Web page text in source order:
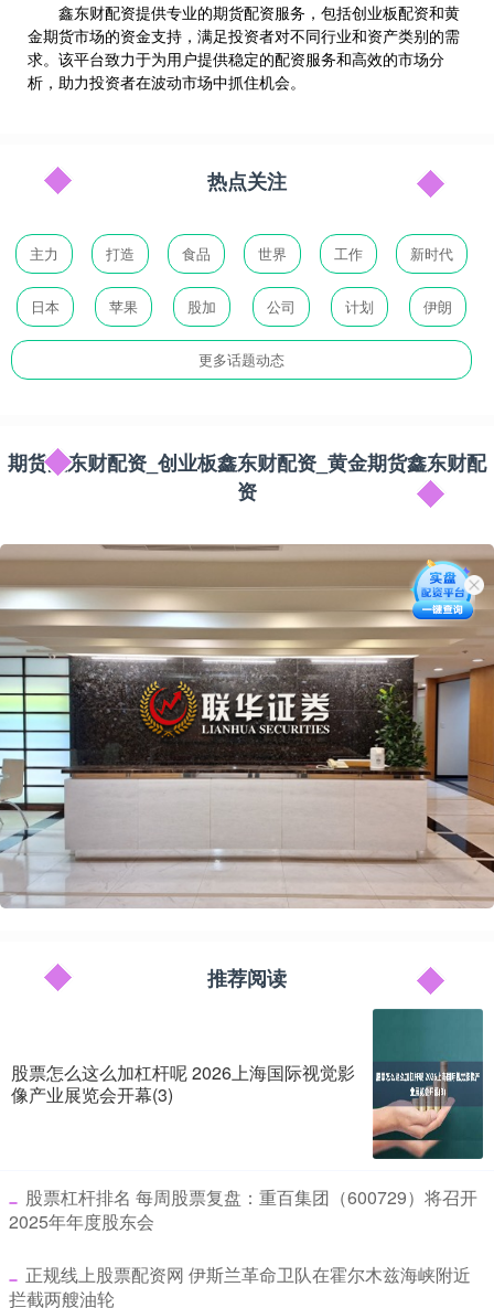
鑫东财配资提供专业的期货配资服务，包括创业板配资和黄
金期货市场的资金支持，满足投资者对不同行业和资产类别的需
求。该平台致力于为用户提供稳定的配资服务和高效的市场分
析，助力投资者在波动市场中抓住机会。
热点关注
主力 打造 食品 世界 工作 新时代
日本 苹果 股加 公司 计划 伊朗
更多话题动态
期货鑫东财配资_创业板鑫东财配资_黄金期货鑫东财配
资
推荐阅读
股票怎么这么加杠杆呢 2026上海国际视觉影
像产业展览会开幕(3)
​股票杠杆排名 每周股票复盘：重百集团（600729）将召开
2025年年度股东会
​正规线上股票配资网 伊斯兰革命卫队在霍尔木兹海峡附近
拦截两艘油轮